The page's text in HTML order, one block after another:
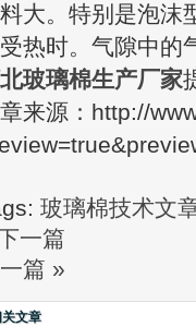
温防火吸音材料
大。特别是泡沫
热时。气隙中的
玻璃棉生产厂家
来源：http://
玻璃棉技术文
一篇
一篇 »
文章